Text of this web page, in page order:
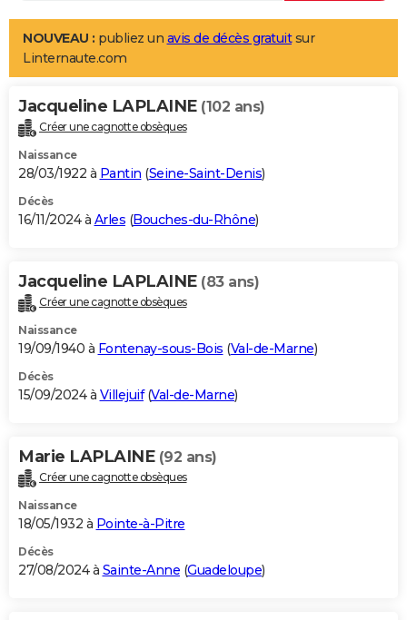
LIFESTYLE
Art de vivre
Bien-être
Loisirs
Mode
Modes de vie
Alimentation
Guide de la santé
Maladies
Médicaments
Sommeil
VOYAGE
Destinations
City break
Voyage nature
Voyage de noces
Forum
Climat
+PHOTO
GUIDES D'ACHAT
BONS PLANS
Carte de Noël
Carte Bonne année
Carte Saint-Valentin
Carte Pâques
Carte d'anniversaire
DICTIONNAIRE
Dictionnaire
Biographies
Citations
Expressions
Proverbes
PROGRAMME TV
S'inscrire
Se connecter
Lycées
Collèges
Primaires
Universités
Entreprises
Service militaire
Avis de recherche
AVIS DE DÉCÈS
Bricolage
Lifestyle
Culture
Sport
Auto
Television
Voyage
Cinema
NOUVEAU : publiez un avis de décès gratuitsur
Linternaute.com
Jacqueline LAPLAINE (102 ans)
Créer une cagnotte obsèques
Naissance
28/03/1922 à Pantin (Seine-Saint-Denis)
Décès
16/11/2024 à Arles (Bouches-du-Rhône)
Jacqueline LAPLAINE (83 ans)
Créer une cagnotte obsèques
Naissance
19/09/1940 à Fontenay-sous-Bois (Val-de-Marne)
Décès
15/09/2024 à Villejuif(Val-de-Marne)
Marie LAPLAINE (92 ans)
Créer une cagnotte obsèques
Naissance
18/05/1932 à Pointe-à-Pitre
Décès
27/08/2024 à Sainte-Anne (Guadeloupe)